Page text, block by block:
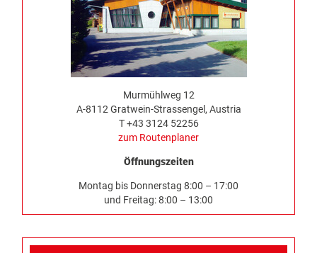
Murmühlweg 12
A-8112 Gratwein-Strassengel, Austria
T +43 3124 52256
zum Routenplaner
Öffnungszeiten
Montag bis Donnerstag 8:00 – 17:00
und Freitag: 8:00 – 13:00